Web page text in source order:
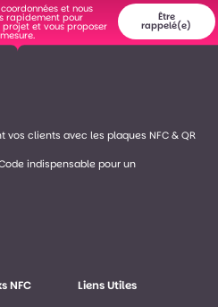
et nous
rapidement pour
et vous proposer
Être
rappelé(e)
clients avec les plaques NFC & QR
indispensable pour un
NFC Liens Utiles